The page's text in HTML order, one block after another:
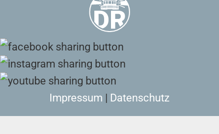
Impressum Datenschutz